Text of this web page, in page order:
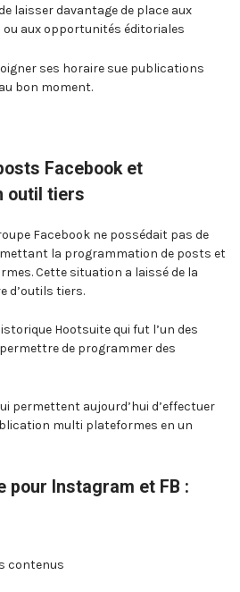
laisser davantage de place aux
aux opportunités éditoriales
ses horaire sue publications
bon moment.
Facebook et
outil tiers
Facebook ne possédait pas de
la programmation de posts et
Cette situation a laissé de la
d’outils tiers.
Hootsuite qui fut l’un des
de programmer des
permettent aujourd’hui d’effectuer
multi plateformes en un
pour Instagram et FB :
contenus